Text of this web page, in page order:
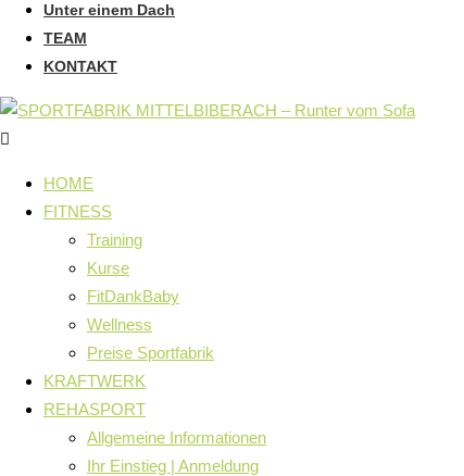
Unter einem Dach
TEAM
KONTAKT
HOME
FITNESS
Training
Kurse
FitDankBaby
Wellness
Preise Sportfabrik
KRAFTWERK
REHASPORT
Allgemeine Informationen
Ihr Einstieg | Anmeldung